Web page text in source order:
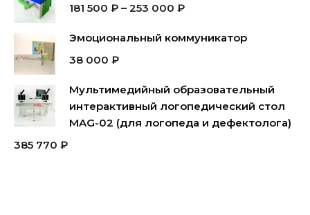
181 500 ₽ – 253 000 ₽
Эмоциональный коммуникатор
38 000 ₽
Мультимедийный образовательный
интерактивный логопедический стол
MAG-02 (для логопеда и дефектолога)
385 770 ₽